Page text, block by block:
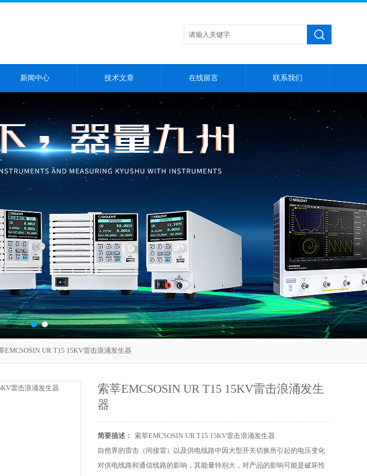
新闻中心 技术文章 在线留言 联系我们
EMCSOSIN UR T15 15KV雷击浪涌发生器
索莘EMCSOSIN UR T15 15KV雷击浪涌发生
器
简要描述：
索莘EMCSOSIN UR T15 15KV雷击浪涌发生器
自然界的雷击（间接雷）以及供电线路中因大型开关切换所引起的电压变化
对供电线路和通信线路的影响，其能量特别大，对产品的影响可能是破坏性